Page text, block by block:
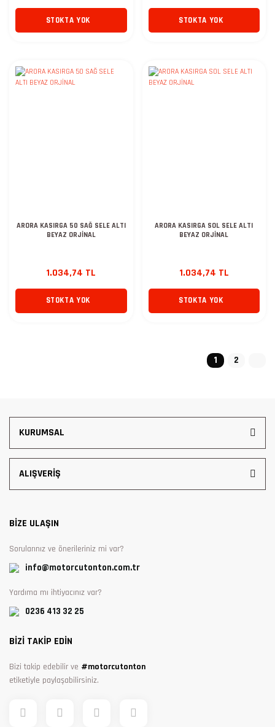
STOKTA YOK STOKTA YOK
ARORA KASIRGA 50 SAĞ SELE ALTI
BEYAZ ORJİNAL
1.034,74 TL
STOKTA YOK
ARORA KASIRGA SOL SELE ALTI
BEYAZ ORJİNAL
1.034,74 TL
STOKTA YOK
1 2
KURUMSAL
ALIŞVERİŞ
BİZE ULAŞIN
Sorularınız ve önerileriniz mi var?
info@motorcutonton.com.tr
Yardıma mı ihtiyacınız var?
0236 413 32 25
BİZİ TAKİP EDİN
Bizi takip edebilir ve #motorcutonton
etiketiyle paylaşabilirsiniz.